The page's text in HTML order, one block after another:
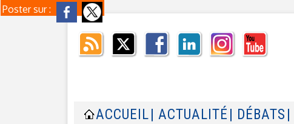
Poster sur :
ACCUEIL | ACTUALITÉ | DÉBATS